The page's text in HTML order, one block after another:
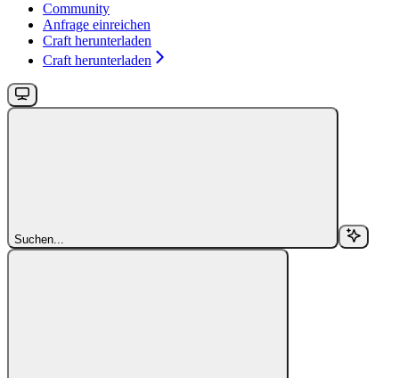
Community
Anfrage einreichen
Craft herunterladen
Craft herunterladen
Suchen...